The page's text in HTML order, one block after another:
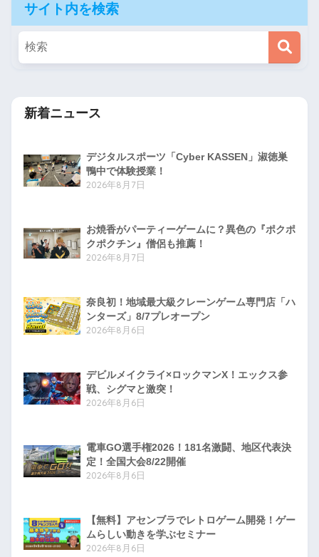
サイト内を検索
新着ニュース
デジタルスポーツ「Cyber KASSEN」淑徳巣
鴨中で体験授業！
2026年8月7日
お焼香がパーティーゲームに？異色の『ポクポ
クポクチン』僧侶も推薦！
2026年8月7日
奈良初！地域最大級クレーンゲーム専門店「ハ
ンターズ」8/7プレオープン
2026年8月6日
デビルメイクライ×ロックマンX！エックス参
戦、シグマと激突！
2026年8月6日
電車GO選手権2026！181名激闘、地区代表決
定！全国大会8/22開催
2026年8月6日
【無料】アセンブラでレトロゲーム開発！ゲー
ムらしい動きを学ぶセミナー
2026年8月6日